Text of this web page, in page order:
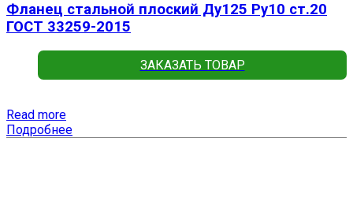
Фланец стальной плоский Ду125 Ру10 ст.20
ГОСТ 33259-2015
ЗАКАЗАТЬ ТОВАР
Read more
Подробнее